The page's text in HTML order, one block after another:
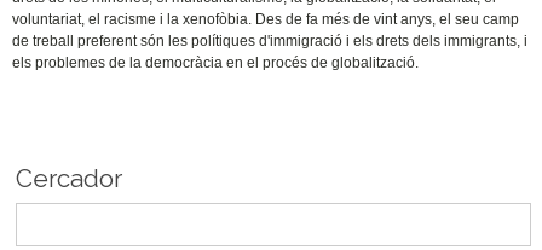
voluntariat, el racisme i la xenofòbia. Des de fa més de vint anys, el seu camp
de treball preferent són les polítiques d'immigració i els drets dels immigrants, i
els problemes de la democràcia en el procés de globalització.
Cercador